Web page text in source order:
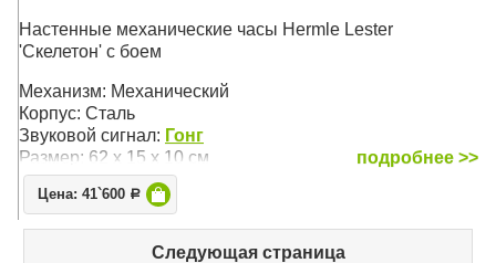
Механизм: Механический
Звуковой сигнал: Бим-Бом
Размер: 66 х 34 х 16,5 см
Настенные механические часы Hermle Lester
'Скелетон' с боем
Механизм: Механический
Корпус: Сталь
Звуковой сигнал: Гонг
Размер: 62 х 15 х 10 см
подробнее >>
Цена: 41`600 Р
Следующая страница